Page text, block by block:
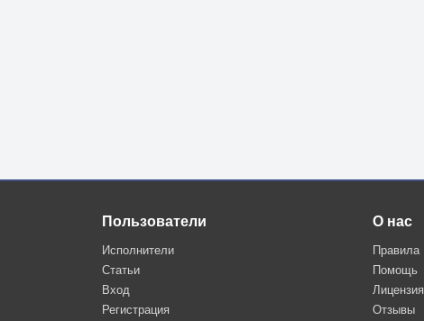
Пользователи
Исполнители
Статьи
Вход
Регистрация
О нас
Правила
Помощь
Лицензия
Отзывы